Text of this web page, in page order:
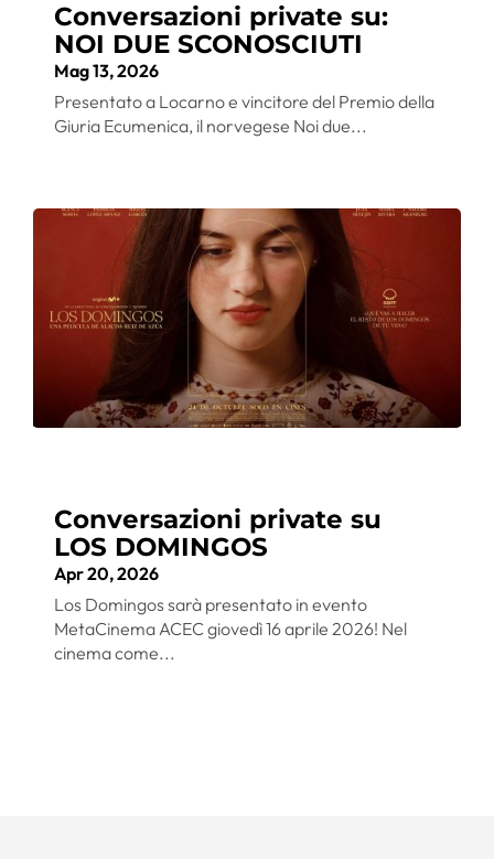
Conversazioni private su:
NOI DUE SCONOSCIUTI
Mag 13, 2026
Presentato a Locarno e vincitore del Premio della
Giuria Ecumenica, il norvegese Noi due...
Conversazioni private su
LOS DOMINGOS
Apr 20, 2026
Los Domingos sarà presentato in evento
MetaCinema ACEC giovedì 16 aprile 2026! Nel
cinema come...